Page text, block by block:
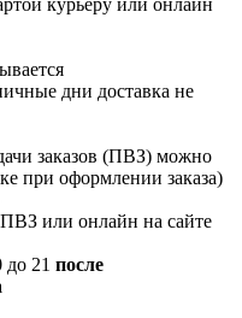
курьеру или онлайн
дни доставка не
заказов (ПВЗ) можно
при оформлении заказа)
или онлайн на сайте
до 21 после